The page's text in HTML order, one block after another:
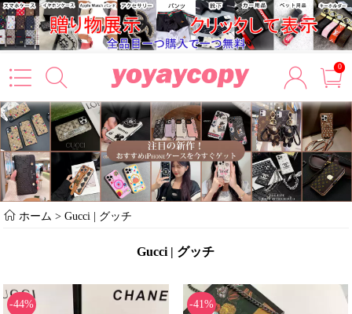
0
ホーム >Gucci | グッチ
Gucci | グッチ
-44% -41%